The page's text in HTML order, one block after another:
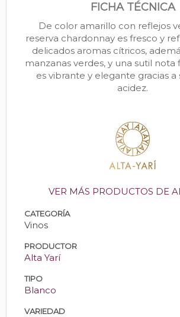
FICHA TÉCNICA
De color amarillo con reflejos
reserva chardonnay es fresco y
delicados aromas cítricos,
manzanas verdes, y una sutil nota
es vibrante y elegante gracias a
acidez.
VER MÁS PRODUCTOS DE
CATEGORÍA
Vinos
PRODUCTOR
Alta Yarí
TIPO
Blanco
VARIEDAD